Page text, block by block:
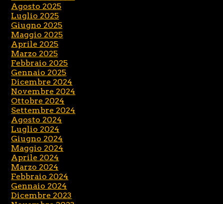
Agosto 2025
Luglio 2025
Giugno 2025
Maggio 2025
Aprile 2025
Marzo 2025
Febbraio 2025
Gennaio 2025
Dicembre 2024
Novembre 2024
Ottobre 2024
Settembre 2024
Agosto 2024
Luglio 2024
Giugno 2024
Maggio 2024
Aprile 2024
Marzo 2024
Febbraio 2024
Gennaio 2024
Dicembre 2023